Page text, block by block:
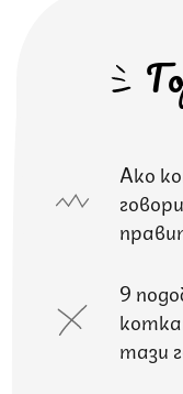
Ако
9
тази